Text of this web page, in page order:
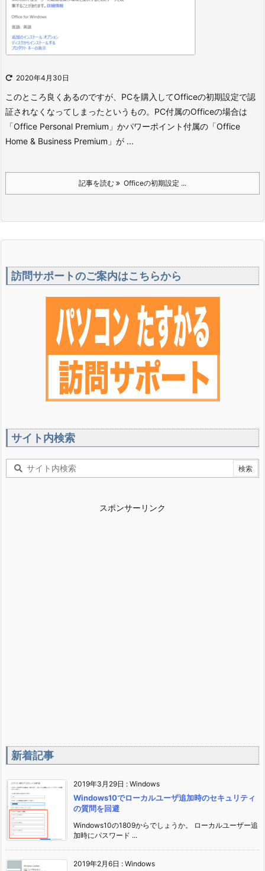
2020年4月30日
このところ良くあるのですが、PCを購入してOfficeの初期設定で認
証されなくなってしまったというもの。 PC付属のOfficeの場合は
「Office Personal Premium」かパワーポイント付属の「Office
Home & Business Premium」が ...
記事を読む Officeの初期設定 ...
訪問サポートのご案内はこちらから
サイト内検索
スポンサーリンク
新着記事
2019年3月29日 : Windows
Windows10でローカルユーザ追加時のセキュリティ
の質問を回避
Windows10の1809からでしょうか。 ローカルユーザー追
加時にパスワード ...
2019年2月6日 : Windows